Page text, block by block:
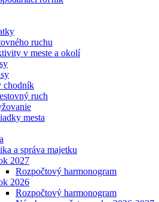
ruchu
v meste a okolí
chodník
ruch
mesta
a správa majetku
2027
Rozpočtový harmonogram
2026
Rozpočtový harmonogram